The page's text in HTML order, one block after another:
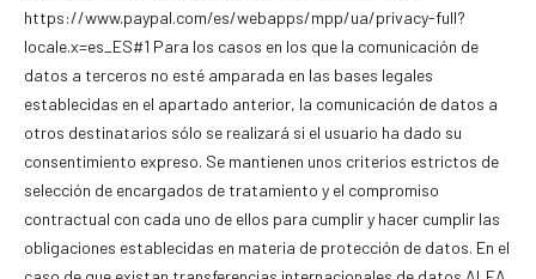
https://www.paypal.com/es/webapps/mpp/ua/privacy-full?
locale.x=es_ES#1 Para los casos en los que la comunicación de
datos a terceros no esté amparada en las bases legales
establecidas en el apartado anterior, la comunicación de datos a
otros destinatarios sólo se realizará si el usuario ha dado su
consentimiento expreso. Se mantienen unos criterios estrictos de
selección de encargados de tratamiento y el compromiso
contractual con cada uno de ellos para cumplir y hacer cumplir las
obligaciones establecidas en materia de protección de datos. En el